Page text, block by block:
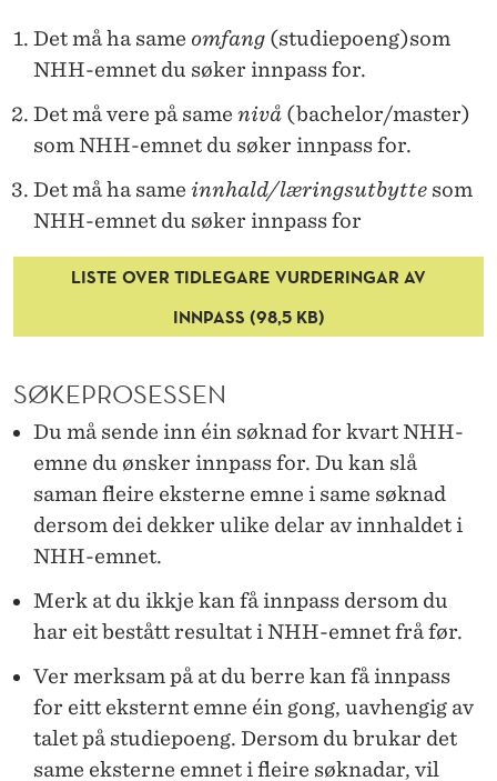
Det må ha same omfang (studiepoeng)som
NHH-emnet du søker innpass for.
Det må vere på same nivå (bachelor/master)
som NHH-emnet du søker innpass for.
Det må ha same innhald/læringsutbytte som
NHH-emnet du søker innpass for
LISTE OVER TIDLEGARE VURDERINGAR AV
INNPASS (98,5 KB)
SØKEPROSESSEN
Du må sende inn éin søknad for kvart NHH-
emne du ønsker innpass for. Du kan slå
saman fleire eksterne emne i same søknad
dersom dei dekker ulike delar av innhaldet i
NHH-emnet.
Merk at du ikkje kan få innpass dersom du
har eit bestått resultat i NHH-emnet frå før.
Ver merksam på at du berre kan få innpass
for eitt eksternt emne éin gong, uavhengig av
talet på studiepoeng. Dersom du brukar det
same eksterne emnet i fleire søknadar, vil